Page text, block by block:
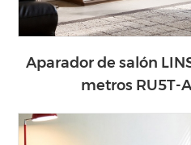
Aparador de salón
metros RU5T-A